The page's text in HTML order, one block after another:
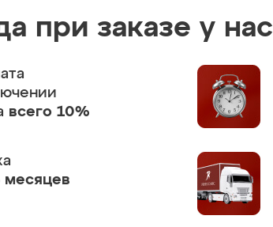
при заказе у нас
всего 10%
месяцев